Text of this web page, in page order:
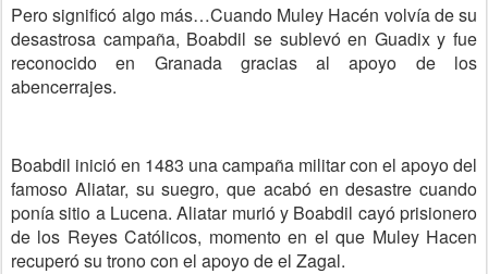
Pero significó algo más…Cuando Muley Hacén volvía de su
desastrosa campaña, Boabdil se sublevó en Guadix y fue
reconocido en Granada gracias al apoyo de los
abencerrajes.
Boabdil inició en 1483 una campaña militar con el apoyo del
famoso Aliatar, su suegro, que acabó en desastre cuando
ponía sitio a Lucena. Aliatar murió y Boabdil cayó prisionero
de los Reyes Católicos, momento en el que Muley Hacen
recuperó su trono con el apoyo de el Zagal.